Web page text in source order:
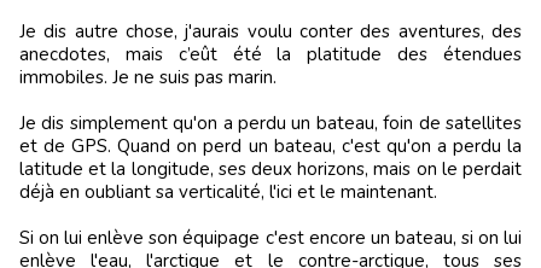
Je dis autre chose, j'aurais voulu conter des aventures, des
anecdotes, mais c’eût été la platitude des étendues
immobiles. Je ne suis pas marin.
Je dis simplement qu'on a perdu un bateau, foin de satellites
et de GPS. Quand on perd un bateau, c'est qu'on a perdu la
latitude et la longitude, ses deux horizons, mais on le perdait
déjà en oubliant sa verticalité, l'ici et le maintenant.
Si on lui enlève son équipage c'est encore un bateau, si on lui
enlève l'eau, l'arctique et le contre-arctique, tous ses